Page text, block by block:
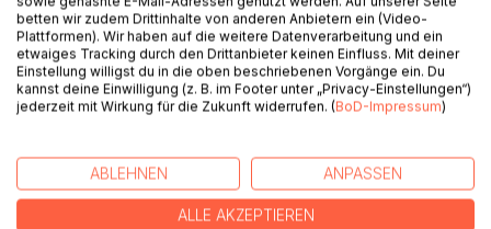
Informationsfunktion des Konzernabschlusses durch die
herrschenden SPE-Bilanzierungsnormen kritisch untersucht
und es wird ein Ausblick auf zukünftige Änderungen im
HGB und in den US-GAAP gewagt.
AbbildungsverzeichnisIII
AbkürzungsverzeichnisIV
1.Überblick und Gang der Ausführungen1
betten wir zudem Drittinhalte von anderen Anbietern ein (Video-
Plattformen). Wir haben auf die weitere Datenverarbeitung und ein
etwaiges Tracking durch den Drittanbieter keinen Einfluss. Mit deiner
Einstellung willigst du in die oben beschriebenen Vorgänge ein. Du
kannst deine Einwilligung (z. B. im Footer unter „Privacy-Einstellungen“)
jederzeit mit Wirkung für die Zukunft widerrufen. (BoD-Impressum)
ABLEHNEN ANPASSEN
ALLE AKZEPTIEREN